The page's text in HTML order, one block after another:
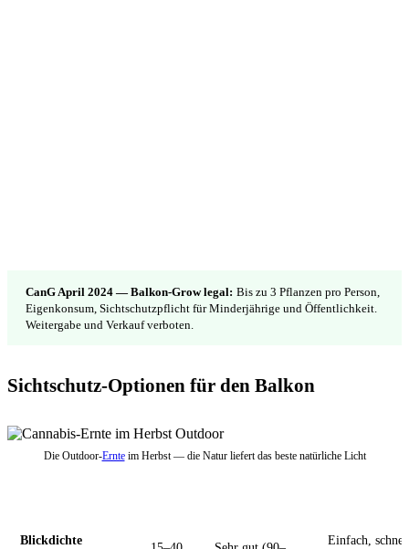
CanG April 2024 — Balkon-Grow legal: Bis zu 3 Pflanzen pro Person,
Eigenkonsum, Sichtschutzpflicht für Minderjährige und Öffentlichkeit.
Weitergabe und Verkauf verboten.
Sichtschutz-Optionen für den Balkon
Die Outdoor-Ernteim Herbst — die Natur liefert das beste natürliche Licht
Blickdichte
Einfach,